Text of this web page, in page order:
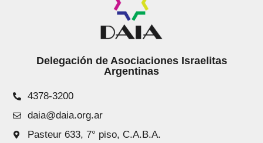
Delegación de Asociaciones Israelitas
Argentinas
4378-3200
daia@daia.org.ar
Pasteur 633, 7° piso, C.A.B.A.